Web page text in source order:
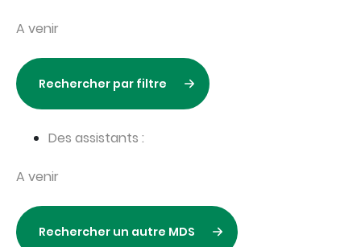
A venir
Rechercher par filtre
Des assistants :
A venir
Rechercher un autre MDS